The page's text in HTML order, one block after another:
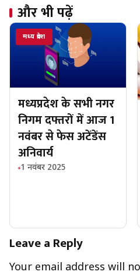
और भी पढ़ें
मध्य प्रदेश
मध्यप्रदेश के सभी नगर
निगम दफ्तरों में आज 1
नवंबर से फेस अटेंडेंस
अनिवार्य
1 नवंबर 2025
Leave a Reply
Your email address will